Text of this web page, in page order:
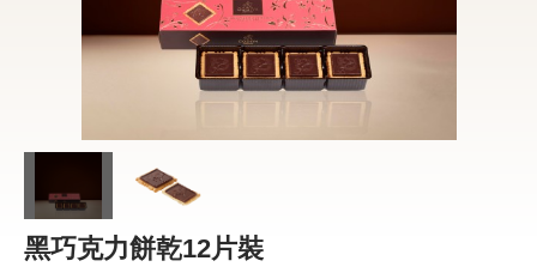
百年限定系列
冰享系列
黑巧克力餅乾12片裝